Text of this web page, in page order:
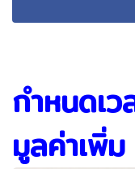
กำหนดเ
มูลค่าเพิ่ม